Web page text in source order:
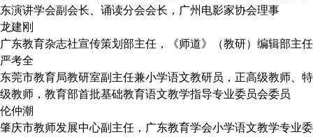
东演讲学会副会长、诵读分会会长，广州电影家协会理事
龙建刚
广东教育杂志社宣传策划部主任，《师道》（教研）编辑部主任
严考全
东莞市教育局教研室副主任兼小学语文教研员，正高级教师、特
级教师，教育部首批基础教育语文教学指导专业委员会委员
伦仲潮
肇庆市教师发展中心副主任，广东教育学会小学语文教学专业委